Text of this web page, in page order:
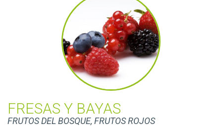
FRESAS Y BAYAS
FRUTOS DEL BOSQUE, FRUTOS ROJOS